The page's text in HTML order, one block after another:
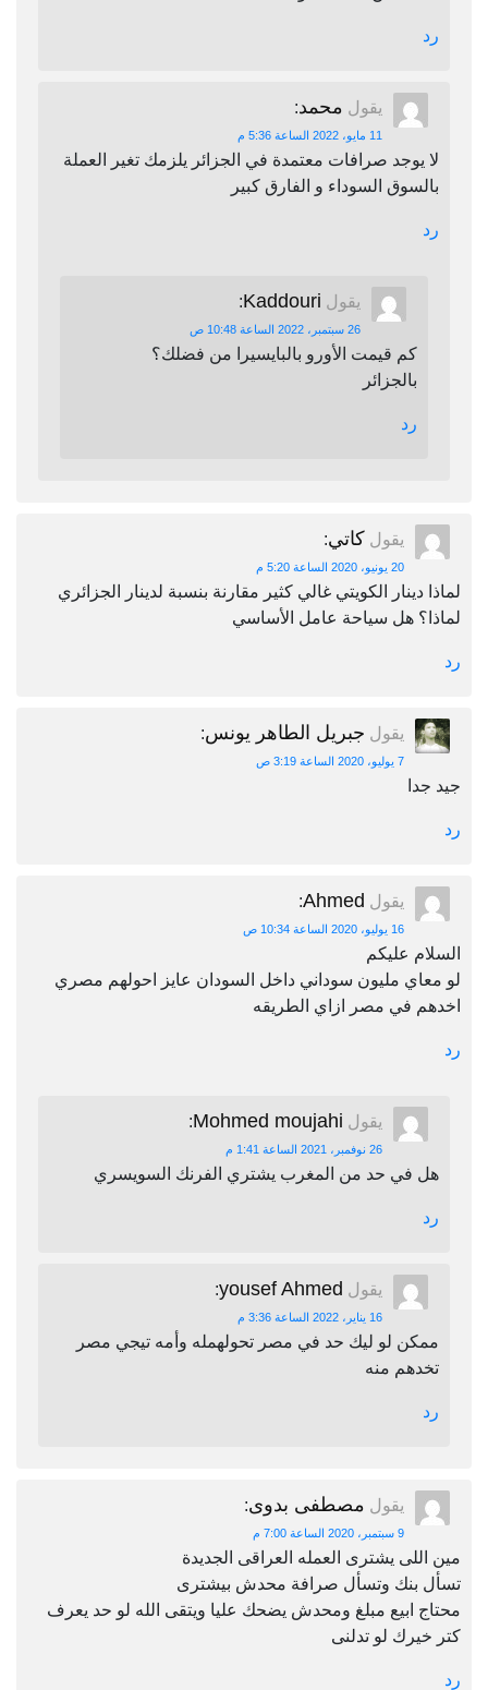
رد
يقول محمد:
11 مايو، 2022 الساعة 5:36 م
لا يوجد صرافات معتمدة في الجزائر يلزمك تغير العملة
بالسوق السوداء و الفارق كبير
رد
يقول Kaddouri
:
26 سبتمبر، 2022 الساعة 10:48 ص
كم قيمت الأورو بالبايسيرا من فضلك؟
بالجزائر
رد
يقول كاتي:
20 يونيو، 2020 الساعة 5:20 م
لماذا دينار الكويتي غالي كثير مقارنة بنسبة لدينار الجزائري
لماذا؟ هل سياحة عامل الأساسي
رد
يقول جبريل الطاهر يونس:
7 يوليو، 2020 الساعة 3:19 ص
جيد جدا
رد
يقول Ahmed
:
16 يوليو، 2020 الساعة 10:34 ص
السلام عليكم
لو معاي مليون سوداني داخل السودان عايز احولهم مصري
اخدهم في مصر ازاي الطريقه
رد
يقول Mohmed moujahi
:
26 نوفمبر، 2021 الساعة 1:41 م
هل في حد من المغرب يشتري الفرنك السويسري
رد
يقول yousef Ahmed
:
16 يناير، 2022 الساعة 3:36 م
ممكن لو ليك حد في مصر تحولهمله وأمه تيجي مصر
تخدهم منه
رد
يقول مصطفى بدوى:
9 سبتمبر، 2020 الساعة 7:00 م
مين اللى يشترى العمله العراقى الجديدة
تسأل بنك وتسأل صرافة محدش بيشترى
محتاج ابيع مبلغ ومحدش يضحك عليا ويتقى الله لو حد يعرف
كتر خيرك لو تدلنى
رد